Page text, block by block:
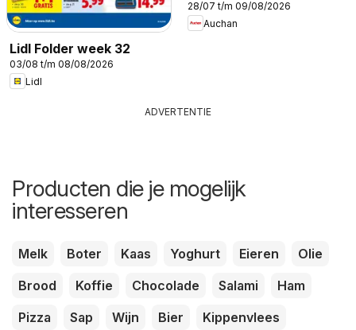
Lidl Folder week 32
03/08 t/m 08/08/2026
Lidl
28/07 t/m 09/08/2026
Auchan
ADVERTENTIE
Producten die je mogelijk
interesseren
Melk Boter Kaas Yoghurt Eieren
Olie
Brood
Koffie Chocolade Salami
Ham
Pizza
Sap Wijn Bier
Kippenvlees